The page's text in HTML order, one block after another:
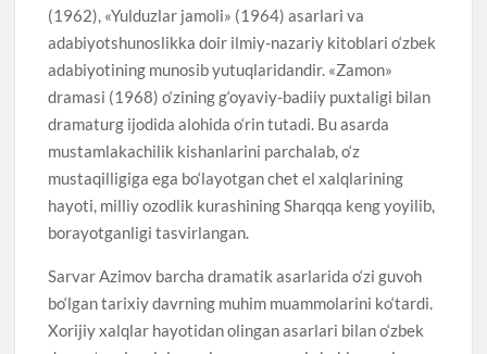
(1962), «Yulduzlar jamoli» (1964) asarlari va
adabiyotshunoslikka doir ilmiy-nazariy kitoblari o‘zbek
adabiyotining munosib yutuqlaridandir. «Zamon»
dramasi (1968) o‘zining g‘oyaviy-badiiy puxtaligi bilan
dramaturg ijodida alohida o‘rin tutadi. Bu asarda
mustamlakachilik kishanlarini parchalab, o‘z
mustaqilligiga ega bo‘layotgan chet el xalqlarining
hayoti, milliy ozodlik kurashining Sharqqa keng yoyilib,
borayotganligi tasvirlangan.
Sarvar Azimov barcha dramatik asarlarida o‘zi guvoh
bo‘lgan tarixiy davrning muhim muammolarini ko‘tardi.
Xorijiy xalqlar hayotidan olingan asarlari bilan o‘zbek